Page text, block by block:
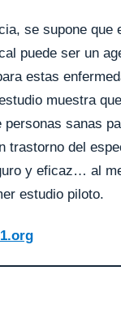
se supone que
puede ser un
estas
muestra
personas sanas
trastorno del
y eficaz… al
estudio piloto.